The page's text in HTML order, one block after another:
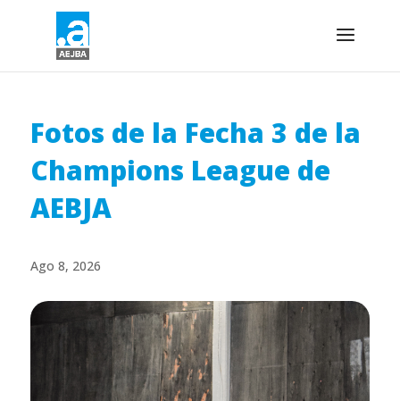
Fotos de la Fecha 3 de la
Champions League de
AEBJA
Ago 8, 2026